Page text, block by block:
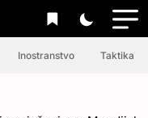
Inostranstvo Taktika